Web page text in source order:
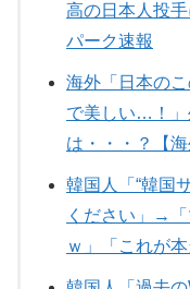
高の日本人投
パーク速報
海外「日本の
で美しい…！」
は・・・？【海
韓国人「“韓国
ください」→
ｗ」「これが